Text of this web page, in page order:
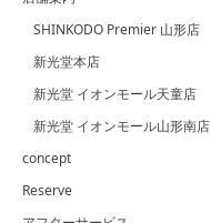
SHINKODO Premier 山形店
新光堂本店
新光堂 イオンモール天童店
新光堂 イオンモール山形南店
concept
Reserve